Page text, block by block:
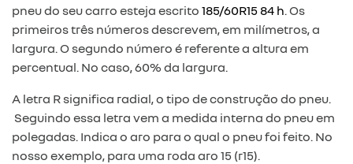
pneu do seu carro esteja escrito 185/60R15 84 h. Os
primeiros três números descrevem, em milímetros, a
largura. O segundo número é referente a altura em
percentual. No caso, 60% da largura.
A letra R significa radial, o tipo de construção do pneu.
Seguindo essa letra vem a medida interna do pneu em
polegadas. Indica o aro para o qual o pneu foi feito. No
nosso exemplo, para uma roda aro 15 (r15).